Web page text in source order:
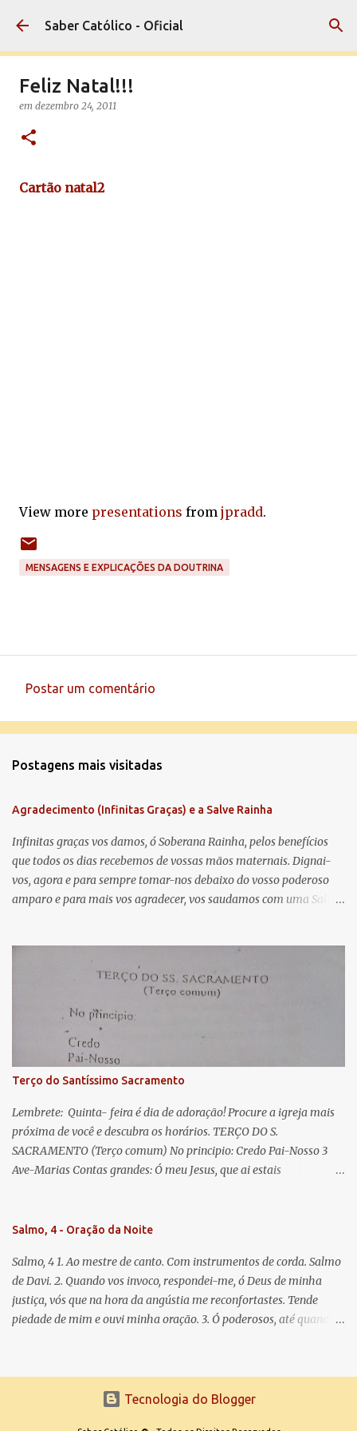
Pular para o conteúdo principal
Saber Católico - Oficial
Feliz Natal!!!
em dezembro 24, 2011
Cartão natal2
View more presentations from jpradd.
MENSAGENS E EXPLICAÇÕES DA DOUTRINA
e
t
á
r
i
o
Postar um comentário
Postagens mais visitadas
Agradecimento (Infinitas Graças) e a Salve Rainha
Infinitas graças vos damos, ó Soberana Rainha, pelos benefícios
que todos os dias recebemos de vossas mãos maternais. Dignai-
vos, agora e para sempre tomar-nos debaixo do vosso poderoso
amparo e para mais vos agradecer, vos saudamos com uma Salve
lágrimas. Eia, pois, Advogada nossa, estes vossos olhos
misericordiosos a nós volvei, e depois deste desterro, mostrai-nos
Jesus. Bendito é o fruto do vosso ventre, ó clemente, ó piedosa, ó
doce e sempre Virgem Maria. Rogai por nós Santa Mãe de Deus.
Para que sejamos dignos das promessas de Cristo. Amém.
Terço do Santíssimo Sacramento
Lembrete: Quinta- feira é dia de adoração! Procure a igreja mais
próxima de você e descubra os horários. TERÇO DO S.
SACRAMENTO (Terço comum) No principio: Credo Pai-Nosso 3
Ave-Marias Contas grandes: Ó meu Jesus, que ai estais
Vós morra eu! Nas contas pequenas: Sacramento de Amor!
que nos salva, dá-nos Vossa força, Vosso perdão e a Vossa
misericórdia. (no fim) Rezar 3 vezes: Louvores e graças se deem a
cada momento ao Santíssimo e Diviníssimo Sacramento.
Salmo, 4 - Oração da Noite
Salmo, 4 1. Ao mestre de canto. Com instrumentos de corda. Salmo
de Davi. 2. Quando vos invoco, respondei-me, ó Deus de minha
justiça, vós que na hora da angústia me reconfortastes. Tende
piedade de mim e ouvi minha oração. 3. Ó poderosos, até quando
o Senhor me ouviu quando o invoquei. 5. Tremei, mas sem pecar;
refleti em vossos corações, quando estiverdes em vossos leitos, e
Tecnologia do Blogger